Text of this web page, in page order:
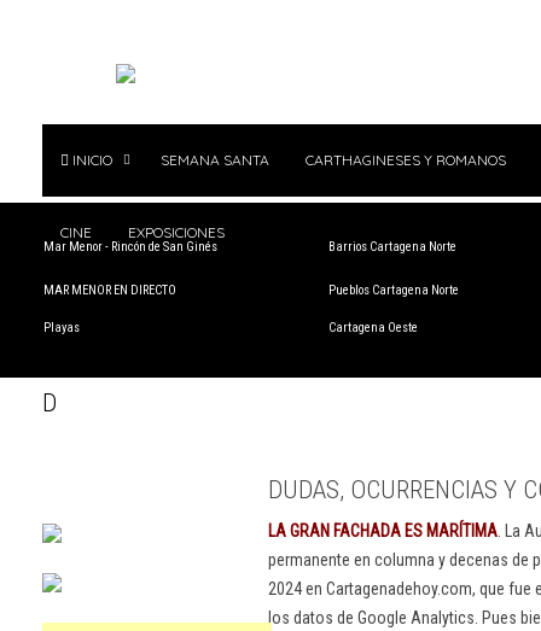
INICIO SEMANA SANTA CARTHAGINESES Y ROMANOS
CINE EXPOSICIONES
Mar Menor - Rincón de San Ginés
MAR MENOR EN DIRECTO
Playas
Barrios Cartagena Norte
Pueblos Cartagena Norte
Cartagena Oeste
D
DUDAS, OCURRENCIAS Y
LA GRAN FACHADA ES MARÍTIMA . La
permanente en columna y decenas
2024 en Cartagenadehoy.com, que
los datos de Google Analytics. Pues